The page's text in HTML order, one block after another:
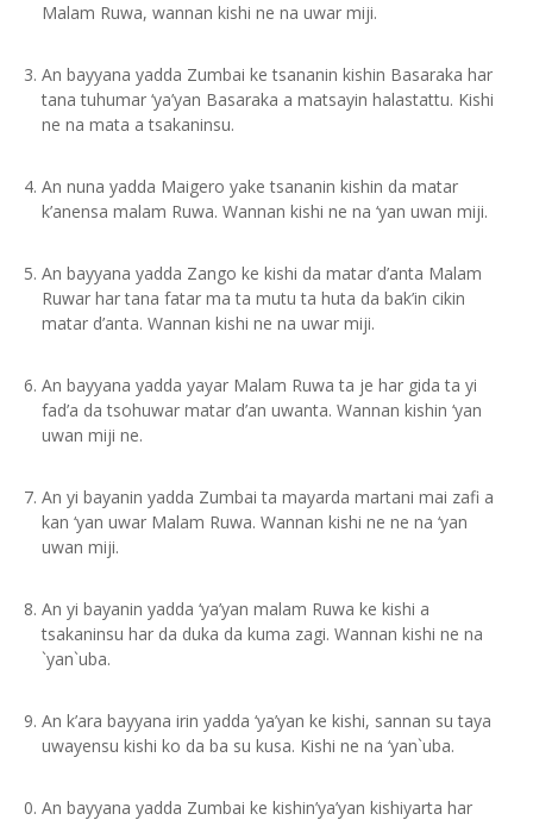
Malam Ruwa, wannan kishi ne na uwar miji.
An bayyana yadda Zumbai ke tsananin kishin Basaraka har
tana tuhumar ‘ya’yan Basaraka a matsayin halastattu. Kishi
ne na mata a tsakaninsu.
An nuna yadda Maigero yake tsananin kishin da matar
k’anensa malam Ruwa. Wannan kishi ne na ‘yan uwan miji.
An bayyana yadda Zango ke kishi da matar d’anta Malam
Ruwar har tana fatar ma ta mutu ta huta da bak’in cikin
matar d’anta. Wannan kishi ne na uwar miji.
An bayyana yadda yayar Malam Ruwa ta je har gida ta yi
fad’a da tsohuwar matar d’an uwanta. Wannan kishin ‘yan
uwan miji ne.
An yi bayanin yadda Zumbai ta mayarda martani mai zafi a
kan ‘yan uwar Malam Ruwa. Wannan kishi ne ne na ‘yan
uwan miji.
An yi bayanin yadda ‘ya’yan malam Ruwa ke kishi a
tsakaninsu har da duka da kuma zagi. Wannan kishi ne na
`yan`uba.
An k’ara bayyana irin yadda ‘ya’yan ke kishi, sannan su taya
uwayensu kishi ko da ba su kusa. Kishi ne na ‘yan`uba.
An bayyana yadda Zumbai ke kishin’ya’yan kishiyarta har